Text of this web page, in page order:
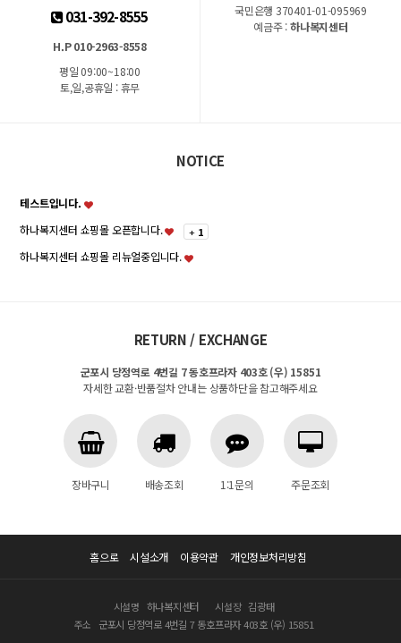
031-392-8555
H.P 010-2963-8558
평일 09:00~18:00
토,일,공휴일 : 휴무
국민은행 370401-01-095969
예금주 :하나복지센터
NOTICE
테스트입니다.
하나복지센터 쇼핑몰 오픈합니다.
+ 1
하나복지센터 쇼핑몰 리뉴얼중입니다.
RETURN / EXCHANGE
군포시 당정역로 4번길 7 동호프라자 403호 (우) 15851
자세한 교환·반품절차 안내는 상품하단을 참고해주세요
장바구니 배송조회 1:1문의 주문조회
홈으로 시설소개 이용약관 개인정보처리방침
시설명 하나복지센터 시설장 김광태
주소
군포시 당정역로 4번길 7 동호프라자 403호 (우) 15851